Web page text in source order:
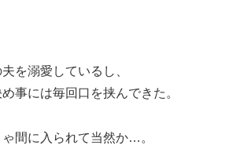
を溺愛しているし、
事には毎回口を挟んできた。
間に入られて当然か…。